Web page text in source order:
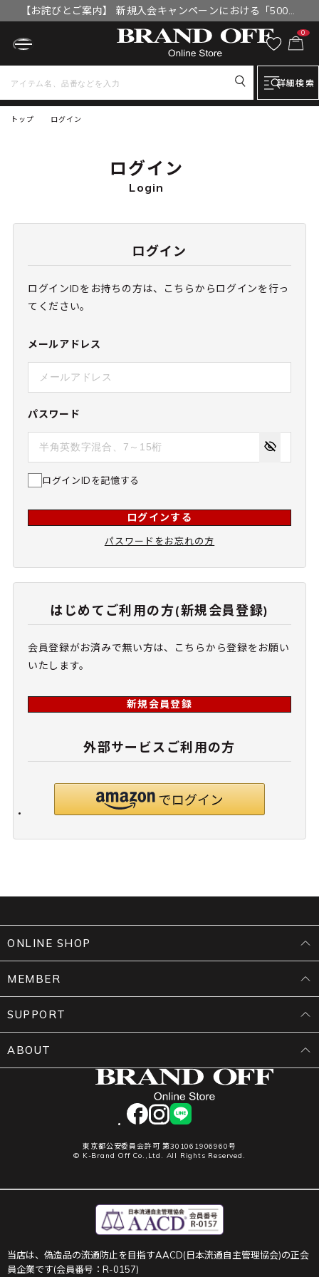
【お詫びとご案内】 新規入会キャンペーンにおける「500円
OFFクーポン」付与漏れと補填について
0
詳細検索
トップ ログイン
ログイン
Login
ログイン
ログインIDをお持ちの方は、こちらからログインを行っ
てください。
メールアドレス
パスワード
ログインIDを記憶する
ログインする
パスワードをお忘れの方
はじめてご利用の方(新規会員登録)
会員登録がお済みで無い方は、こちらから登録をお願い
いたします。
新規会員登録
外部サービスご利用の方
facebookinstagram
LINE
東京都公安委員会許可 第301061906960号
© K-Brand Off Co.,Ltd. All Rights Reserved.
ONLINE SHOP
MEMBER
SUPPORT
ABOUT
当店は、偽造品の流通防止を目指すAACD(日本流通自主管理協会)の正会
員企業です(会員番号：R-0157)